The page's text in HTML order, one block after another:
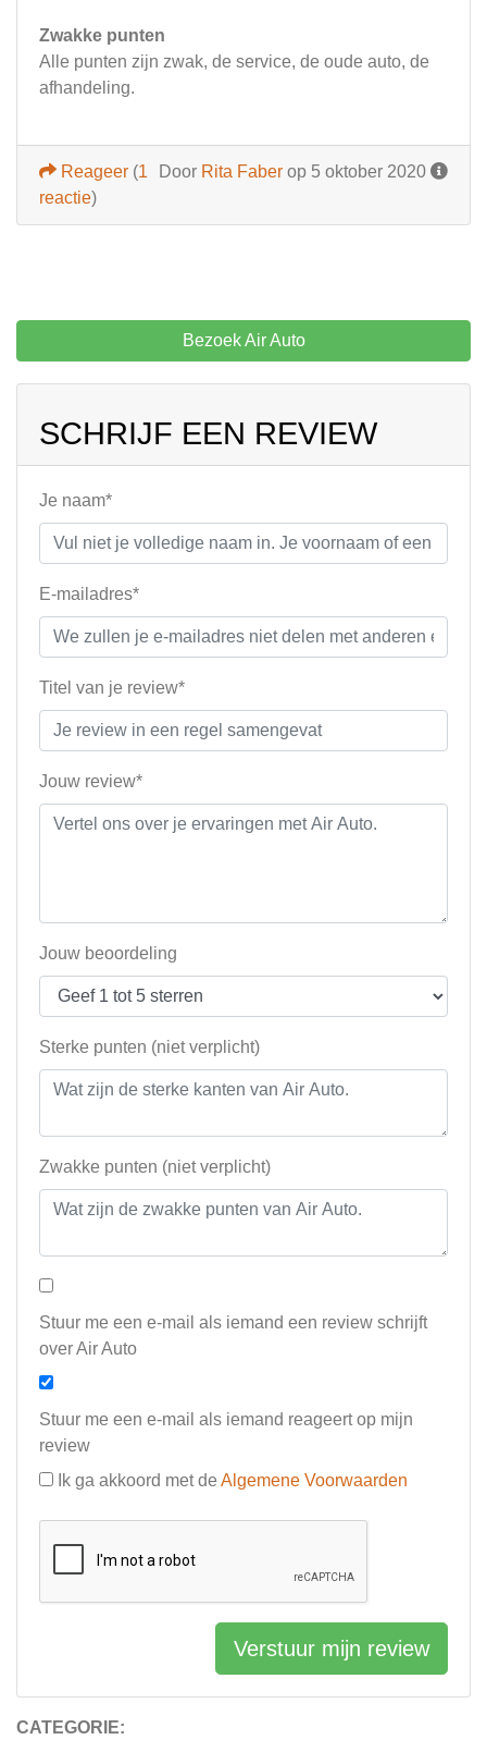
CATEGORIE:
Zwakke punten
Alle punten zijn zwak, de service, de oude auto, de
afhandeling.
Door Rita Faber op 5 oktober 2020
Reageer (1
reactie)
Bezoek Air Auto
SCHRIJF EEN REVIEW
Je naam*
E-mailadres*
Titel van je review*
Jouw review*
Jouw beoordeling
Sterke punten (niet verplicht)
Zwakke punten (niet verplicht)
Stuur me een e-mail als iemand een review schrijft
over Air Auto
Stuur me een e-mail als iemand reageert op mijn
review
Ik ga akkoord met de Algemene Voorwaarden
Verstuur mijn review